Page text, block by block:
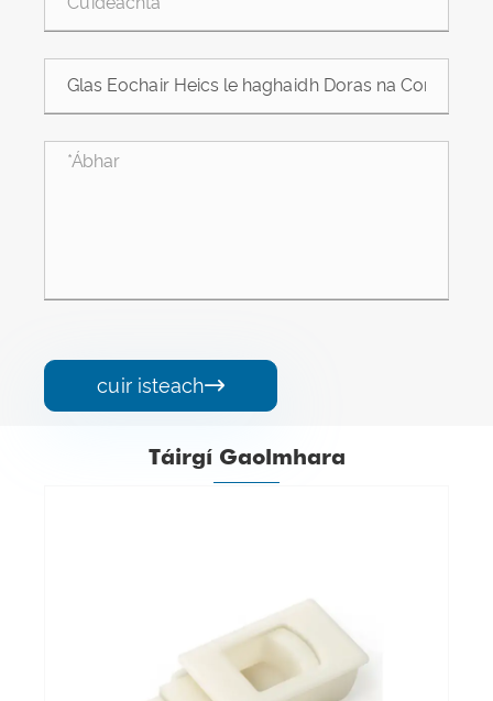
cuir isteach
Táirgí Gaolmhara